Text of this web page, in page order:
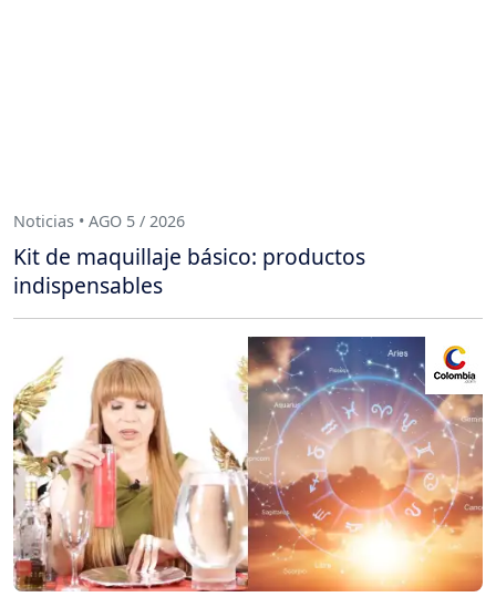
Noticias • AGO 5 / 2026
Kit de maquillaje básico: productos
indispensables